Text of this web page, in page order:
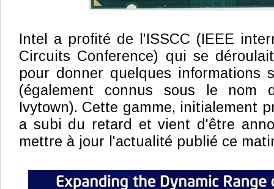
Intel a profité de l'ISSCC (IEEE
Circuits Conference) qui se
pour donner quelques informations
(également connus sous le nom
Ivytown). Cette gamme, initialement
a subi du retard et vient d'être
mettre à jour l'actualité publié ce